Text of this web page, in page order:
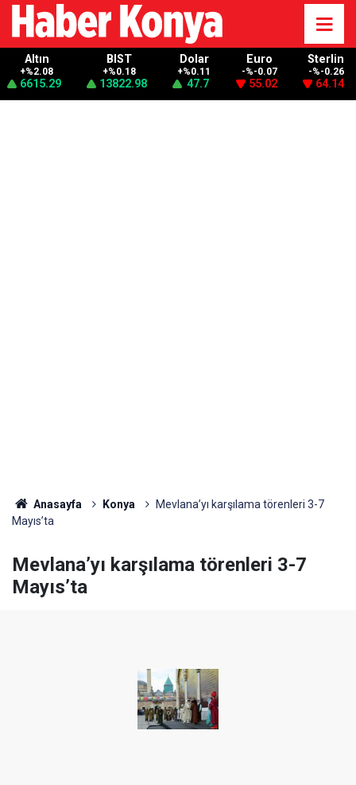
Altın
+%2.08
6615.29
BIST
+%0.18
13822.98
Dolar
+%0.11
47.7
Euro
-%-0.07
55.02
Sterlin
-%-0.26
64.14
Anasayfa Konya
Mevlana’yı karşılama törenleri 3-7
Mayıs’ta
Mevlana’yı karşılama törenleri 3-7
Mayıs’ta